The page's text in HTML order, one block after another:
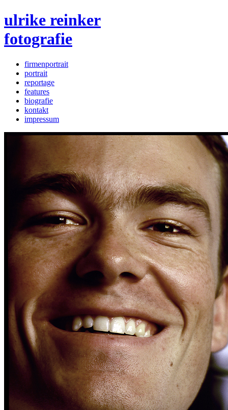
ulrike reinker
fotografie
firmenportrait
portrait
reportage
features
biografie
kontakt
impressum